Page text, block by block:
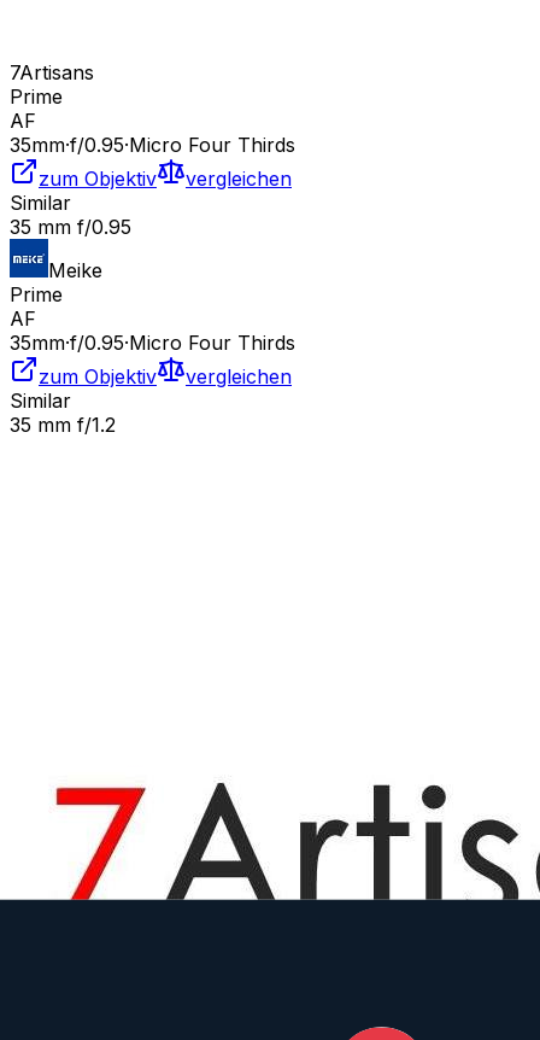
7Artisans
Prime
AF
35mm·f/0.95·Micro Four Thirds
zum Objektiv
vergleichen
Similar
35 mm f/0.95
Meike
Prime
AF
35mm·f/0.95·Micro Four Thirds
zum Objektiv
vergleichen
Similar
35 mm f/1.2